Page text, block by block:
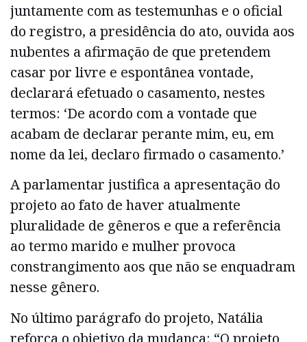
juntamente com as testemunhas e o oficial
do registro, a presidência do ato, ouvida aos
nubentes a afirmação de que pretendem
casar por livre e espontânea vontade,
declarará efetuado o casamento, nestes
termos: ‘De acordo com a vontade que
acabam de declarar perante mim, eu, em
nome da lei, declaro firmado o casamento.’
A parlamentar justifica a apresentação do
projeto ao fato de haver atualmente
pluralidade de gêneros e que a referência
ao termo marido e mulher provoca
constrangimento aos que não se enquadram
nesse gênero.
No último parágrafo do projeto, Natália
reforça o objetivo da mudança: “O projeto